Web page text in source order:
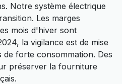
Notre système électrique
Les marges
mois d'hiver sont
la vigilance est de mise
de forte consommation. Des
préserver la fourniture